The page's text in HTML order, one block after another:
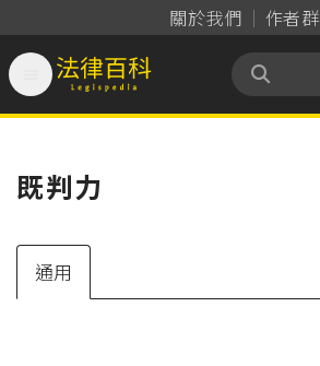
關於我們 作者群
法律百科 Legispedia
既判力
通用